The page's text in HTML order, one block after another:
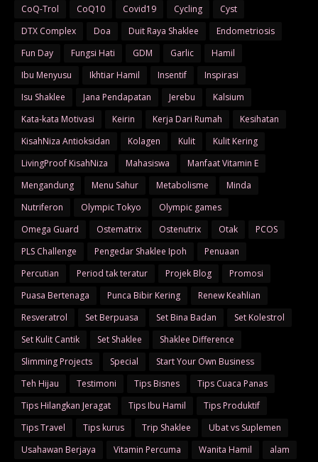
CoQ-Trol
CoQ10 Covid19 Cycling
Cyst
DTX Complex
Doa Duit Raya Shaklee
Endometriosis
Fun Day
Fungsi Hati GDM Garlic
Hamil
Ibu Menyusu
Ikhtiar Hamil Insentif
Inspirasi
Isu Shaklee
Jana Pendapatan Jerebu
Kalsium
Kata-kata Motivasi
Keirin Kerja Dari Rumah
Kesihatan
KisahNiza Antioksidan
Kolagen Kulit
Kulit Kering
LivingProof KisahNiza
Mahasiswa
Manfaat Vitamin E
Mengandung
Menu Sahur Metabolisme
Minda
Nutriferon
Olympic Tokyo
Olympic games
Omega Guard
Ostematrix Ostenutrix Otak
PCOS
PLS Challenge
Pengedar Shaklee Ipoh
Penuaan
Percutian
Period tak teratur Projek Blog
Promosi
Puasa Bertenaga
Punca Bibir Kering
Renew Keahlian
Resveratrol
Set Berpuasa Set Bina Badan
Set Kolestrol
Set Kulit Cantik
Set Shaklee
Shaklee Difference
Slimming Projects
Special
Start Your Own Business
Teh Hijau
Testimoni Tips Bisnes
Tips Cuaca Panas
Tips Hilangkan Jeragat
Tips Ibu Hamil
Tips Produktif
Tips Travel
Tips kurus Trip Shaklee
Ubat vs Suplemen
Usahawan Berjaya
Vitamin Percuma Wanita Hamil alam